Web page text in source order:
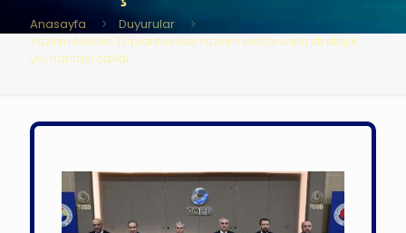
Anasayfa
Duyurular
Yazılım Meclisi Toplantısında Yazılım sektörünün stratejik
yol haritası çizildi